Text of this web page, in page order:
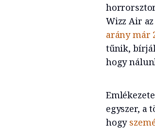
Wizz Air
arány már
tűnik,
hogy
egyszer, a
hogy